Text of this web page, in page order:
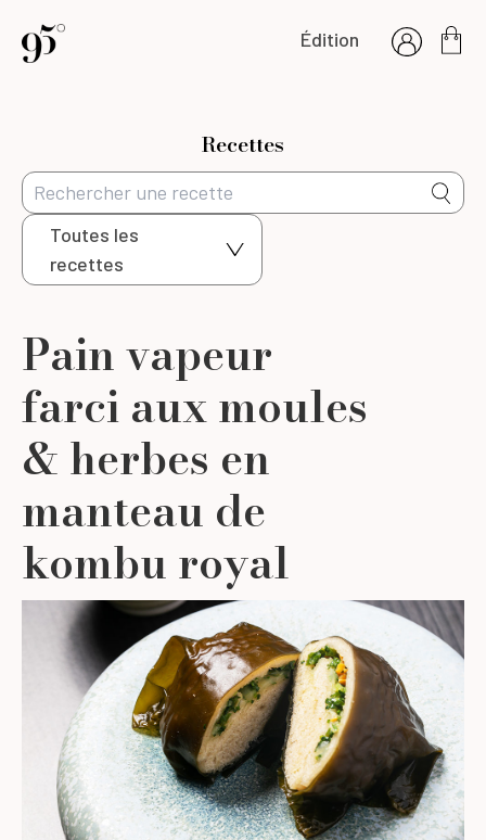
Édition
Recettes
Toutes les
recettes
Pain vapeur
farci aux moules
& herbes en
manteau de
kombu royal